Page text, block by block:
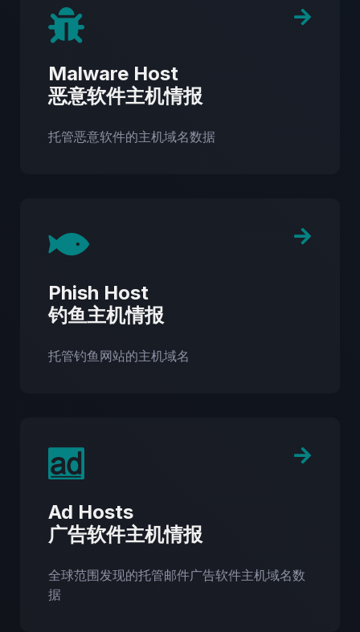
Malware Host
恶意软件主机情报
托管恶意软件的主机域名数据
Phish Host
钓鱼主机情报
托管钓鱼网站的主机域名
Ad Hosts
广告软件主机情报
全球范围发现的托管邮件广告软件主机域名数
据